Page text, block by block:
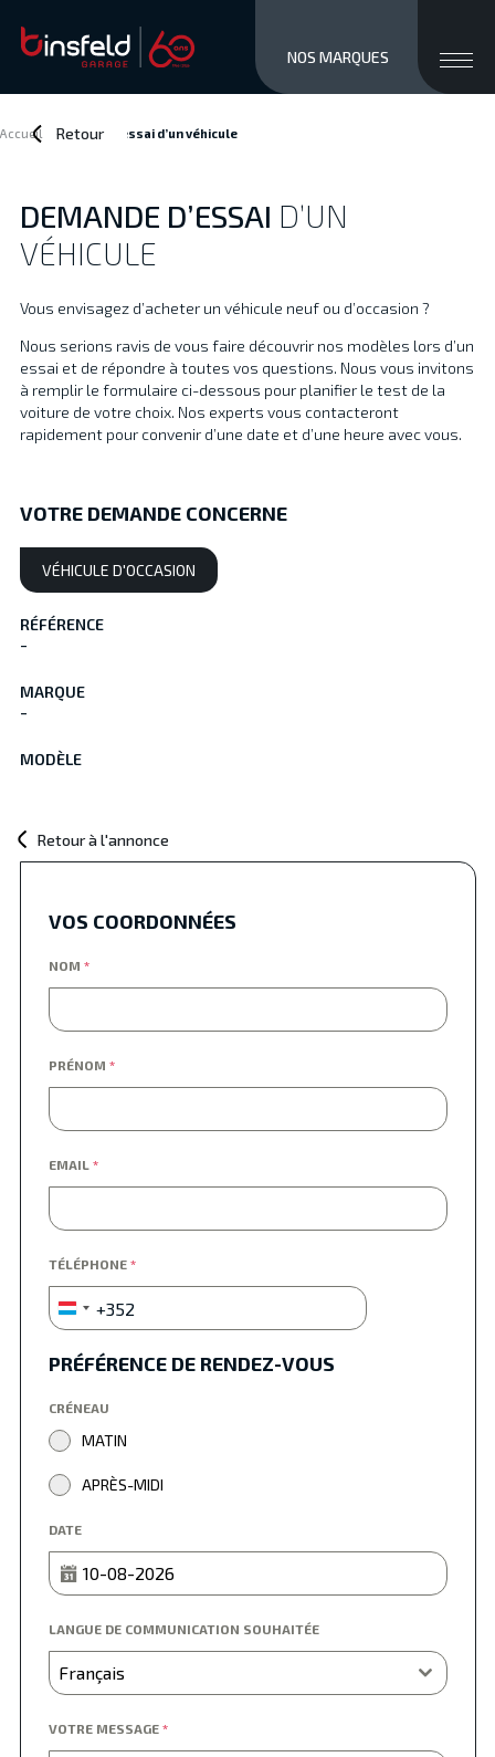
close
MARQUES
STOCK NEUF
SERVICES / VENTE
ATELIER
À PROPOS
ACCÈS ET CONTACTS
Private/Professional lease
Financements
Reprise
Jobs
Actualités
NOS MARQUES
Retour
Accueil Demande d’essai d’un véhicule
DEMANDE D’ESSAI D’UN
VÉHICULE
Vous envisagez d’acheter un véhicule neuf ou d’occasion ?
Nous serions ravis de vous faire découvrir nos modèles lors d’un
essai et de répondre à toutes vos questions. Nous vous invitons
à remplir le formulaire ci-dessous pour planifier le test de la
voiture de votre choix. Nos experts vous contacteront
rapidement pour convenir d’une date et d’une heure avec vous.
VOTRE DEMANDE CONCERNE
VÉHICULE D'OCCASION
RÉFÉRENCE
-
MARQUE
-
MODÈLE
Retour à l'annonce
VOS COORDONNÉES
NOM *
PRÉNOM *
EMAIL *
TÉLÉPHONE *
Luxembourg
+352
+352
PRÉFÉRENCE DE RENDEZ-VOUS
CRÉNEAU
MATIN
APRÈS-MIDI
DATE
LANGUE DE COMMUNICATION SOUHAITÉE
Français
VOTRE MESSAGE *